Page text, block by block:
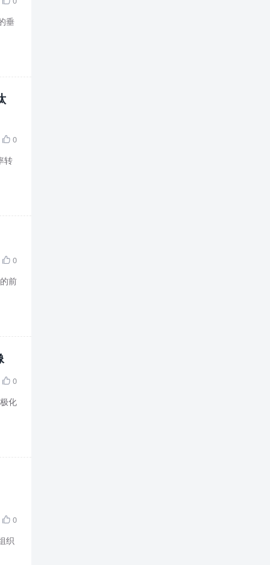
垂
 0
转
 0
前
 0
化
 0
织